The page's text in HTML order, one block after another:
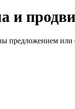
и
предложением